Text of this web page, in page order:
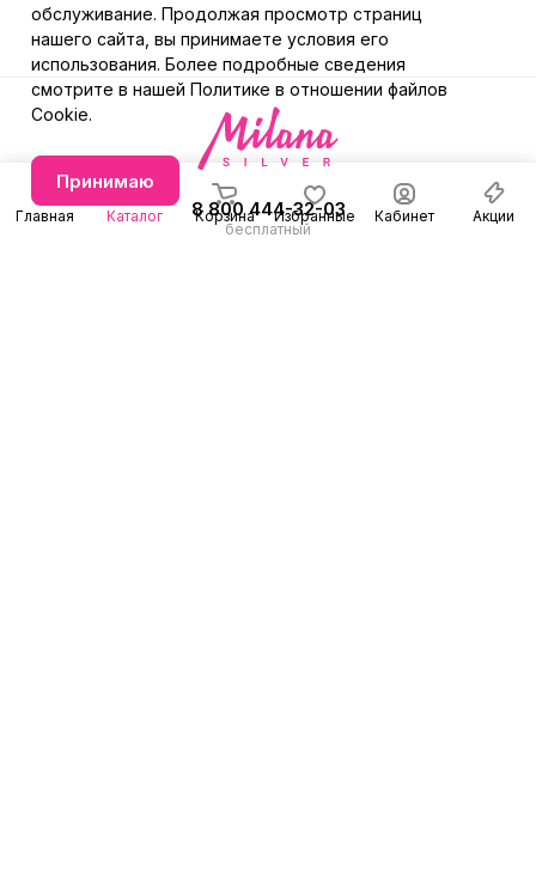
Главная Каталог Корзина Избранные Кабинет Акции
8 800 444-32-03
бесплатный
обслуживание. Продолжая просмотр страниц
нашего сайта, вы принимаете условия его
использования. Более подробные сведения
смотрите в нашей Политике в отношении файлов
Cookie.
Принимаю